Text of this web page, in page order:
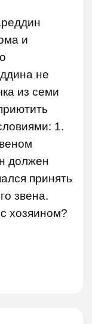
и
не
из семи
1.
должен
принять
звена.
хозяином?